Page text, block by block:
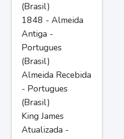
(Brasil)
1848 - Almeida
Antiga -
Portugues
(Brasil)
Almeida Recebida
- Portugues
(Brasil)
King James
Atualizada -